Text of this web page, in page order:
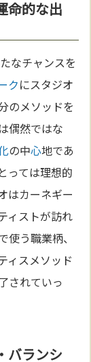
命的な出
なチャンスを
クにスタジオ
のメソッドを
偶然ではな
の中心地であ
っては理想的
はカーネギー
ィストが訪れ
使う職業柄、
ィスメソッド
されていっ
バランシ